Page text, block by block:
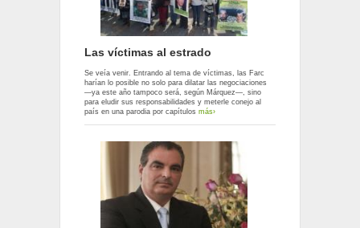
Las víctimas al estrado
Se veía venir. Entrando al tema de víctimas, las Farc
harían lo posible no solo para dilatar las negociaciones
—ya este año tampoco será, según Márquez—, sino
para eludir sus responsabilidades y meterle conejo al
país en una parodia por capítulos más›